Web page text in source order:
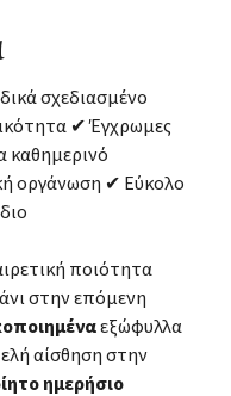
σχεδιασμένο
✔ Έγχρωμες
καθημερινό
οργάνωση ✔ Εύκολο
ποιότητα
στην επόμενη
εξώφυλλα
αίσθηση στην
ημερήσιο